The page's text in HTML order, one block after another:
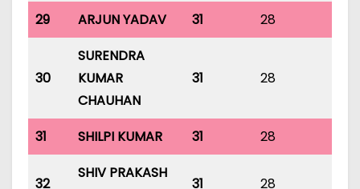
29 ARJUN YADAV 31 28
30
SURENDRA
KUMAR
CHAUHAN
31 28
31 SHILPI KUMAR 31 28
32
SHIV PRAKASH
31 28